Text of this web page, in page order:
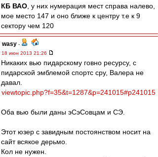
КБ ВАО , у них нумерация мест справа налево,
мое место 147 и оно ближе к центру т.е к 9
сектору чем 120
wasy -
18 июн 2013 21:26
Никаких вью пидарскому говно ресурсу, с
пидарской эмблемой спортс сру, Валера не
давал.
viewtopic.php?f=35&t=1287&p=241015#p241015
Оба вью были даны эСэСовцам и СЭ.
Этот юзер с завидным постоянством носит на
сайт всякое дерьмо.
Кол не нужен.